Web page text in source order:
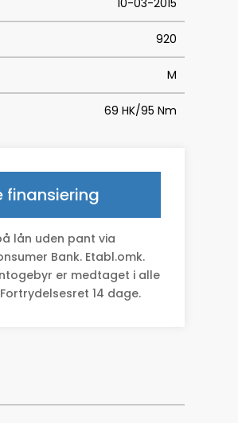
920
M
69 HK/95 Nm
157
Benzin
finansiering
lån uden pant via
Bank. Etabl.omk.
er medtaget i alle
14 dage.